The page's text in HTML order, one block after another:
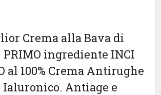
Crema alla Bava di
PRIMO ingrediente INCI
al 100% Crema Antirughe
Ialuronico. Antiage e